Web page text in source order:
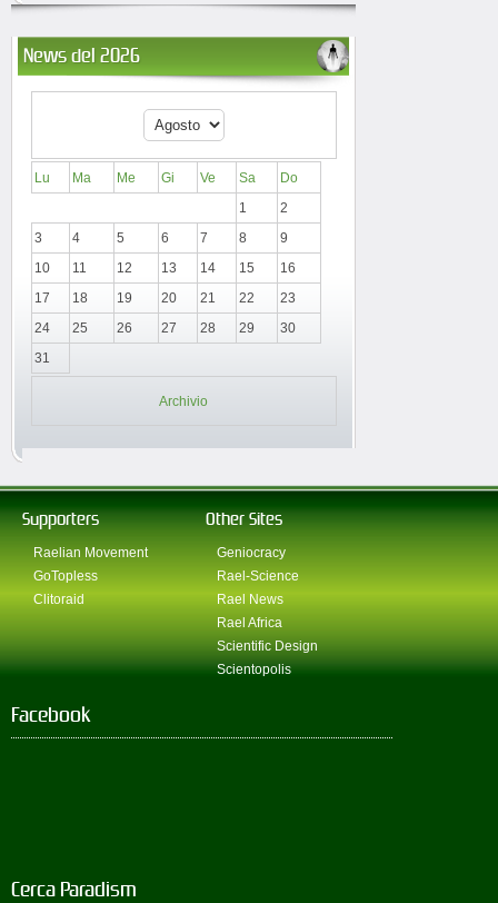
News del 2026
Lu Ma Me Gi Ve Sa
Do
1
2
3
4 5 6 7 8
9
10
11 12 13 14 15
16
17
18 19 20 21 22
23
24
25 26 27 28 29
30
31
Archivio
Supporters
Raelian Movement
GoTopless
Clitoraid
Other Sites
Geniocracy
Rael-Science
Rael News
Rael Africa
Scientific Design
Scientopolis
Facebook
Cerca Paradism